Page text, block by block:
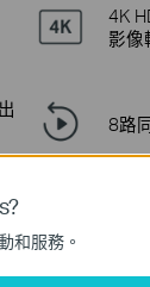
4K
影像
8路
和服務。